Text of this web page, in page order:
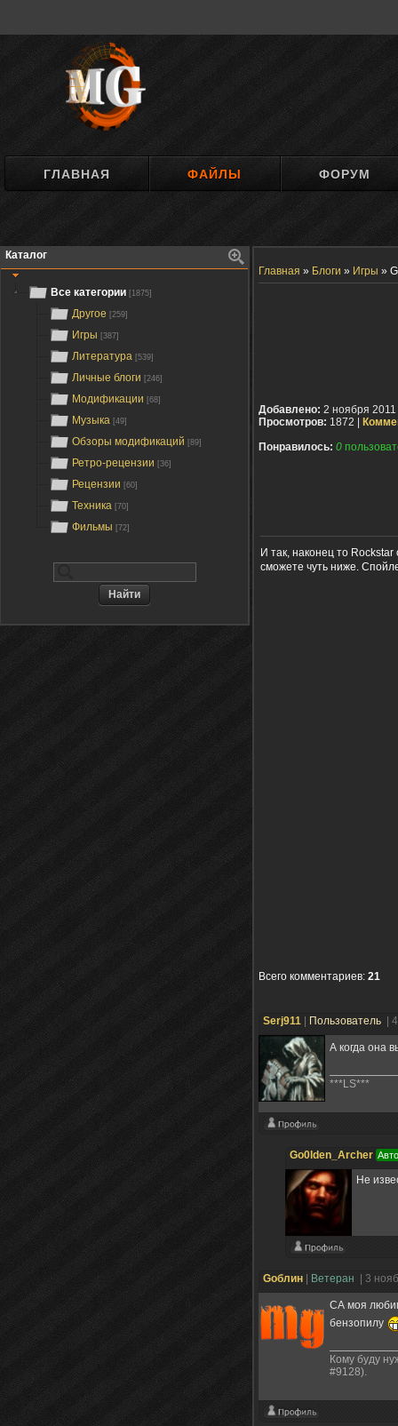
ГЛАВНАЯ ФАЙЛЫ ФОРУМ
Каталог
Все категории [1875]
Другое [259]
Игры [387]
Литература [539]
Личные блоги [246]
Модификации [68]
Музыка [49]
Обзоры модификаций [89]
Ретро-рецензии [36]
Рецензии [60]
Техника [70]
Фильмы [72]
Главная » Блоги » Игры »
Добавлено: 2 ноября 2011
Просмотров: 1872 |
Понравилось: 0
И так, наконец то
сможете чуть ниже.
Всего комментариев: 21
Serj911 Пользователь |
А когда она
***LS***
Go0lden_Archer
Не
Gоблин Ветеран | 3
СА моя
бензопилу
Кому буду
#9128).